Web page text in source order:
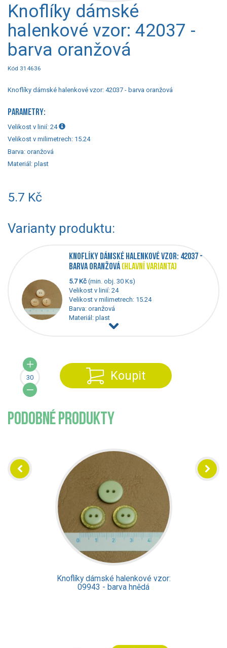
Knoflíky dámské
halenkové vzor: 42037 -
barva oranžová
Kód 314636
Knoflíky dámské halenkové vzor: 42037 - barva oranžová
PARAMETRY:
Velikost v linií: 24
Velikost v milimetrech: 15.24
Barva: oranžová
Materiál: plast
5.7 Kč
Varianty produktu:
KNOFLÍKY DÁMSKÉ HALENKOVÉ VZOR: 42037 -
BARVA ORANŽOVÁ(HLAVNÍ VARIANTA)
5.7 Kč (min. obj. 30 Ks)
Velikost v linií: 24
Velikost v milimetrech: 15.24
Barva: oranžová
Materiál: plast
Koupit
PODOBNÉ PRODUKTY
Knoflíky dámské halenkové vzor:
42301 - barva bílá